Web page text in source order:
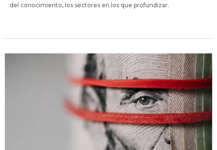
del conocimiento, los sectores en los que profundizar.